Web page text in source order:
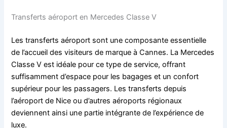
Transferts aéroport en Mercedes Classe V
Les transferts aéroport sont une composante essentielle
de l’accueil des visiteurs de marque à Cannes. La Mercedes
Classe V est idéale pour ce type de service, offrant
suffisamment d’espace pour les bagages et un confort
supérieur pour les passagers. Les transferts depuis
l’aéroport de Nice ou d’autres aéroports régionaux
deviennent ainsi une partie intégrante de l’expérience de
luxe.